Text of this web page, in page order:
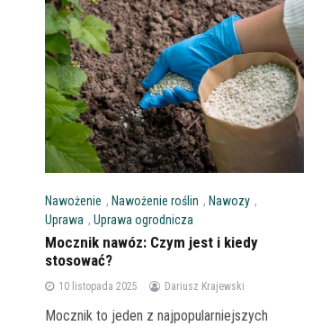
Nawożenie , Nawożenie roślin , Nawozy ,
Uprawa , Uprawa ogrodnicza
Mocznik nawóz: Czym jest i kiedy
stosować?
10 listopada 2025 Dariusz Krajewski
Mocznik to jeden z najpopularniejszych